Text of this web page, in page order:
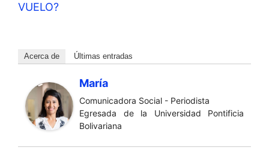
VUELO?
Acerca de Últimas entradas
María
Comunicadora Social - Periodista
Egresada de la Universidad Pontificia
Bolivariana